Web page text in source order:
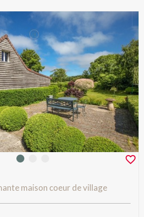
Photo 0
maison coeur de village